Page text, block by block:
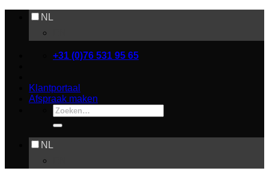
NL
+31 (0)76 531 95 65
Klantportaal
Afspraak maken
Zoeken
naar:
NL